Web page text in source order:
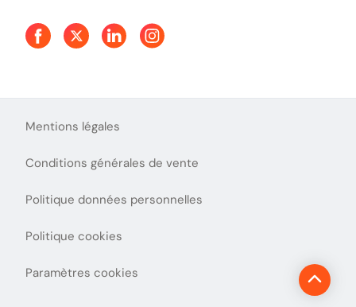
Presse
Mentions légales
Conditions générales de vente
Politique données personnelles
Politique cookies
Paramètres cookies